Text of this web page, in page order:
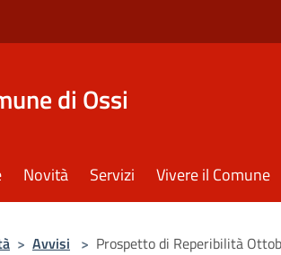
di Ossi
Novità Servizi Vivere il Comune
> Avvisi > Prospetto di Reperibilità